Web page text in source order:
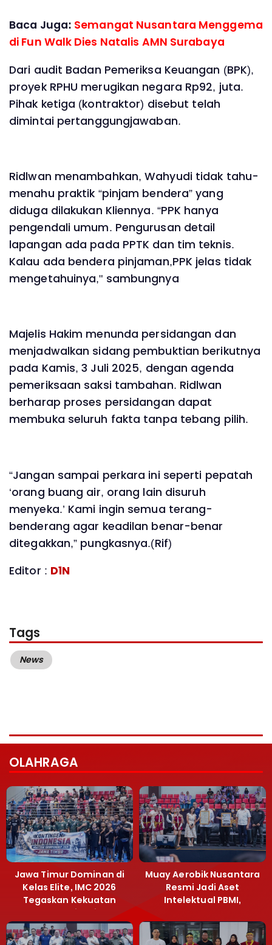
Baca Juga: Semangat Nusantara Menggema
di Fun Walk Dies Natalis AMN Surabaya
Dari audit Badan Pemeriksa Keuangan (BPK),
proyek RPHU merugikan negara Rp92, juta.
Pihak ketiga (kontraktor) disebut telah
dimintai pertanggungjawaban.
Ridlwan menambahkan, Wahyudi tidak tahu-
menahu praktik “pinjam bendera” yang
diduga dilakukan Kliennya. “PPK hanya
pengendali umum. Pengurusan detail
lapangan ada pada PPTK dan tim teknis.
Kalau ada bendera pinjaman,PPK jelas tidak
mengetahuinya," sambungnya
Majelis Hakim menunda persidangan dan
menjadwalkan sidang pembuktian berikutnya
pada Kamis, 3 Juli 2025, dengan agenda
pemeriksaan saksi tambahan. Ridlwan
berharap proses persidangan dapat
membuka seluruh fakta tanpa tebang pilih.
“Jangan sampai perkara ini seperti pepatah
‘orang buang air, orang lain disuruh
menyeka.’ Kami ingin semua terang-
benderang agar keadilan benar-benar
ditegakkan,” pungkasnya.(Rif)
Editor : D1N
Tags
News
OLAHRAGA
Jawa Timur Dominan di
Kelas Elite, IMC 2026
Tegaskan Kekuatan
Muaythai Jatim
Muay Aerobik Nusantara
Resmi Jadi Aset
Intelektual PBMI,
Terobosan Bangun
Grassroots